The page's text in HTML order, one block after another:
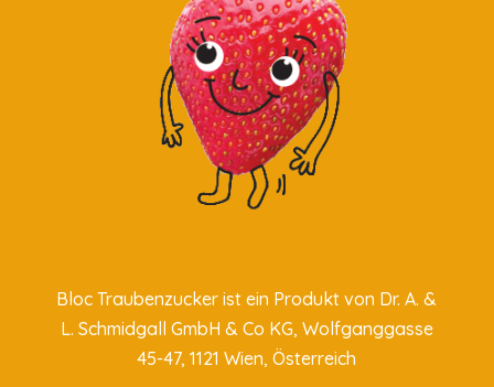
Bloc Traubenzucker ist ein Produkt von Dr. A. &
L. Schmidgall GmbH & Co KG, Wolfganggasse
45-47, 1121 Wien, Österreich